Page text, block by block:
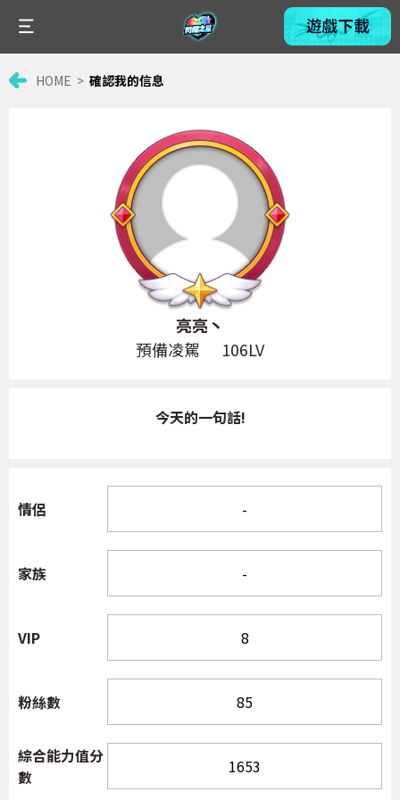
HOME 確認我的信息
亮亮丶
預備凌駕
106LV
今天的一句話!
情侶
家族
VIP
粉絲數
綜合能力值分
數